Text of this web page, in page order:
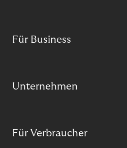
Für Business
Unternehmen
Für Verbraucher